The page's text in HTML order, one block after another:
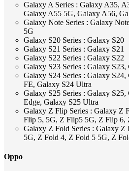
Galaxy A Series : Galaxy A35,
Galaxy A55 5G, Galaxy A56,
Galaxy Note Series : Galaxy
5G
Galaxy S20 Series : Galaxy S20
Galaxy S21 Series : Galaxy S21
Galaxy S22 Series : Galaxy S22
Galaxy S23 Series : Galaxy S23,
Galaxy S24 Series : Galaxy
FE, Galaxy S24 Ultra
Galaxy S25 Series : Galaxy
Edge, Galaxy S25 Ultra
Galaxy Z Flip Series : Galaxy Z
Flip 5, 5G, Z Flip5 5G, Z Flip 6,
Galaxy Z Fold Series : Galaxy
5G, Z Fold 4, Z Fold 5 5G, Z
Oppo